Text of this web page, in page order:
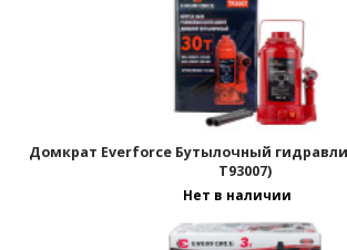
Домкрат Everforce Бутылочный
T93007)
Нет в наличии